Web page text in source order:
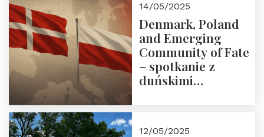
14/05/2025
Denmark, Poland
and Emerging
Community of Fate
– spotkanie z
duńskimi
12/05/2025